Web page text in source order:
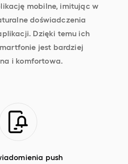
mobilne, imitując w
doświadczenia
Dzięki temu ich
jest bardziej
i komfortowa.
push